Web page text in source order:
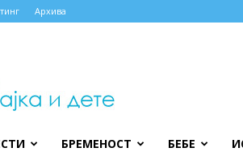
Архива
БРЕМЕНОСТ БЕБЕ